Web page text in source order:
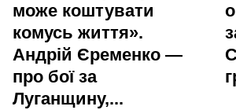
може коштувати
комусь життя».
Андрій Єременко —
про бої за
Луганщину,...